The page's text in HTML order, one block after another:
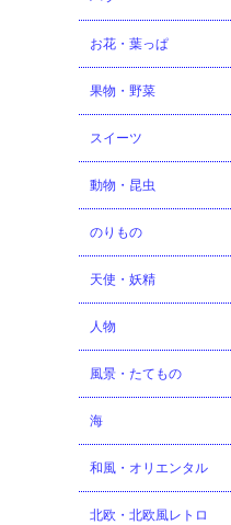
お花・葉っぱ
果物・野菜
スイーツ
動物・昆虫
のりもの
天使・妖精
人物
風景・たてもの
海
和風・オリエンタル
北欧・北欧風レトロ